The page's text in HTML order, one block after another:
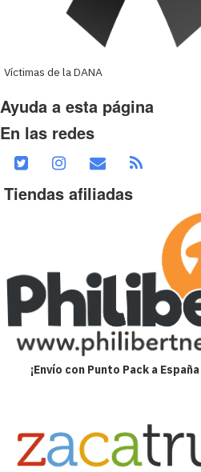
Víctimas de la DANA
Ayuda a esta página
En las redes
Tiendas afiliadas
¡Envío con Punto Pack a